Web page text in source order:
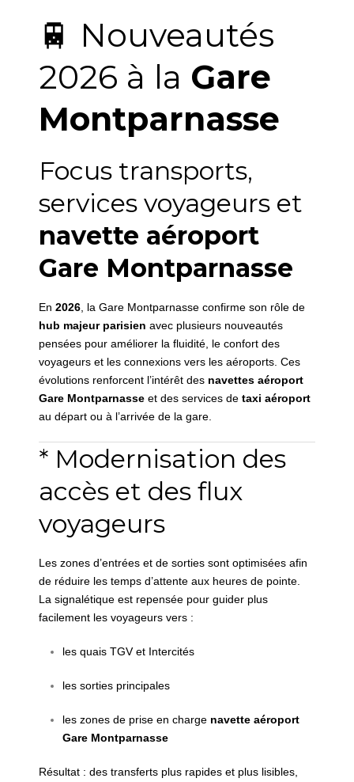
🚆 Nouveautés
2026 à la Gare
Montparnasse
Focus transports,
services voyageurs et
navette aéroport
Gare Montparnasse
En 2026 , la Gare Montparnasse confirme son rôle de
hub majeur parisien avec plusieurs nouveautés
pensées pour améliorer la fluidité, le confort des
voyageurs et les connexions vers les aéroports. Ces
évolutions renforcent l’intérêt des navettes aéroport
Gare Montparnasse et des services de taxi aéroport
au départ ou à l’arrivée de la gare.
* Modernisation des
accès et des flux
voyageurs
Les zones d’entrées et de sorties sont optimisées afin
de réduire les temps d’attente aux heures de pointe.
La signalétique est repensée pour guider plus
facilement les voyageurs vers :
les quais TGV et Intercités
les sorties principales
les zones de prise en charge navette aéroport
Gare Montparnasse
Résultat : des transferts plus rapides et plus lisibles,